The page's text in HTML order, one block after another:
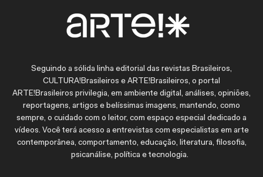
Seguindo a sólida linha editorial das revistas Brasileiros,
CULTURA!Brasileiros e ARTE!Brasileiros, o portal
ARTE!Brasileiros privilegia, em ambiente digital, análises, opiniões,
reportagens, artigos e belíssimas imagens, mantendo, como
sempre, o cuidado com o leitor, com espaço especial dedicado a
vídeos. Você terá acesso a entrevistas com especialistas em arte
contemporânea, comportamento, educação, literatura, filosofia,
psicanálise, política e tecnologia.